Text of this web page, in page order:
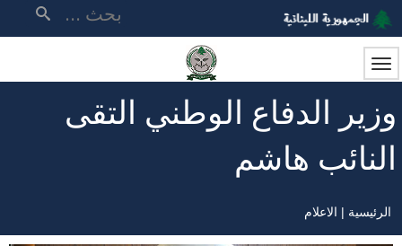
تجاوز
إلى
المحتوى
الرئيسي
وزير الدفاع الوطني التقى
النائب هاشم
مسار
الرئيسية الاعلام